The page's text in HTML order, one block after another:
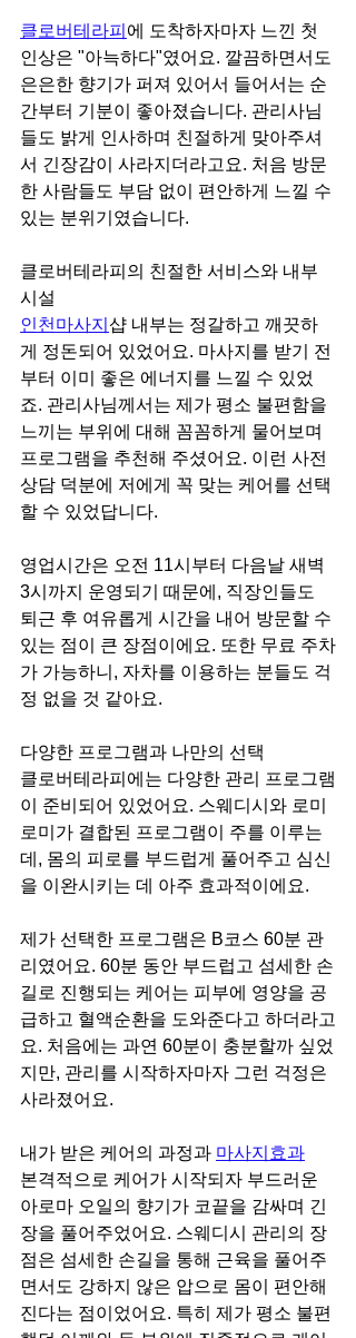
클로버테라피 에 도착하자마자 느낀 첫
인상은 "아늑하다"였어요. 깔끔하면서도
은은한 향기가 퍼져 있어서 들어서는 순
간부터 기분이 좋아졌습니다. 관리사님
들도 밝게 인사하며 친절하게 맞아주셔
서 긴장감이 사라지더라고요. 처음 방문
한 사람들도 부담 없이 편안하게 느낄 수
있는 분위기였습니다.
클로버테라피의 친절한 서비스와 내부
시설
인천마사지 샵 내부는 정갈하고 깨끗하
게 정돈되어 있었어요. 마사지를 받기 전
부터 이미 좋은 에너지를 느낄 수 있었
죠. 관리사님께서는 제가 평소 불편함을
느끼는 부위에 대해 꼼꼼하게 물어보며
프로그램을 추천해 주셨어요. 이런 사전
상담 덕분에 저에게 꼭 맞는 케어를 선택
할 수 있었답니다.
영업시간은 오전 11시부터 다음날 새벽
3시까지 운영되기 때문에, 직장인들도
퇴근 후 여유롭게 시간을 내어 방문할 수
있는 점이 큰 장점이에요. 또한 무료 주차
가 가능하니, 자차를 이용하는 분들도 걱
정 없을 것 같아요.
다양한 프로그램과 나만의 선택
클로버테라피에는 다양한 관리 프로그램
이 준비되어 있었어요. 스웨디시와 로미
로미가 결합된 프로그램이 주를 이루는
데, 몸의 피로를 부드럽게 풀어주고 심신
을 이완시키는 데 아주 효과적이에요.
제가 선택한 프로그램은 B코스 60분 관
리였어요. 60분 동안 부드럽고 섬세한 손
길로 진행되는 케어는 피부에 영양을 공
급하고 혈액순환을 도와준다고 하더라고
요. 처음에는 과연 60분이 충분할까 싶었
지만, 관리를 시작하자마자 그런 걱정은
사라졌어요.
내가 받은 케어의 과정과 마사지효과
본격적으로 케어가 시작되자 부드러운
아로마 오일의 향기가 코끝을 감싸며 긴
장을 풀어주었어요. 스웨디시 관리의 장
점은 섬세한 손길을 통해 근육을 풀어주
면서도 강하지 않은 압으로 몸이 편안해
진다는 점이었어요. 특히 제가 평소 불편